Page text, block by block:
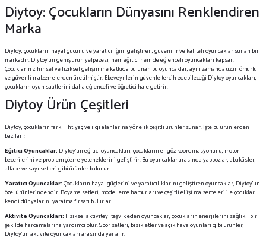
Diytoy: Çocukların Dünyasını Renklendiren
Marka
Diytoy, çocukların hayal gücünü ve yaratıcılığını geliştiren, güvenilir ve kaliteli oyuncaklar sunan bir
markadır. Diytoy’un geniş ürün yelpazesi, hem eğitici hem de eğlenceli oyuncakları kapsar.
Çocukların zihinsel ve fiziksel gelişimine katkıda bulunan bu oyuncaklar, aynı zamanda uzun ömürlü
ve güvenli malzemelerden üretilmiştir. Ebeveynlerin güvenle tercih edebileceği Diytoy oyuncakları,
çocukların oyun saatlerini daha eğlenceli ve öğretici hale getirir.
Diytoy Ürün Çeşitleri
Diytoy, çocukların farklı ihtiyaç ve ilgi alanlarına yönelik çeşitli ürünler sunar. İşte bu ürünlerden
bazıları:
Eğitici Oyuncaklar: Diytoy’un eğitici oyuncakları, çocukların el-göz koordinasyonunu, motor
becerilerini ve problem çözme yeteneklerini geliştirir. Bu oyuncaklar arasında yapbozlar, abaküsler,
alfabe ve sayı setleri gibi ürünler bulunur.
Yaratıcı Oyuncaklar:Çocukların hayal güçlerini ve yaratıcılıklarını geliştiren oyuncaklar, Diytoy’un
özel ürünlerindendir. Boyama setleri, modelleme hamurları ve çeşitli el işi malzemeleri ile çocuklar
kendi dünyalarını yaratma fırsatı bulurlar.
Aktivite Oyuncakları: Fiziksel aktiviteyi teşvik eden oyuncaklar, çocukların enerjilerini sağlıklı bir
şekilde harcamalarına yardımcı olur. Spor setleri, bisikletler ve açık hava oyunları gibi ürünler,
Diytoy’un aktivite oyuncakları arasında yer alır.